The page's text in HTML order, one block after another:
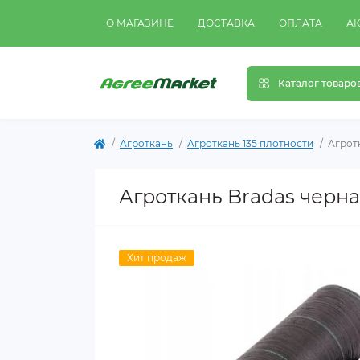
О МАГАЗИНЕ ДОСТАВКА ОПЛАТА
Каталог
Агроткань Агроткань 135 плотности
Агроткань Bradas
Хит продаж